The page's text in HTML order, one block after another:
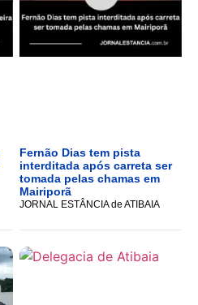
Fernão Dias tem pista
interditada após carreta ser
tomada pelas chamas em
Mairiporã
JORNAL ESTÂNCIA de ATIBAIA